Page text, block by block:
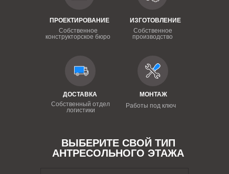
ПРОЕКТИРОВАНИЕ
Собственное
конструкторское бюро
ИЗГОТОВЛЕНИЕ
Собственное
производство
ДОСТАВКА
Собственный отдел
логистики
МОНТАЖ
Работы под ключ
ВЫБЕРИТЕ СВОЙ ТИП
АНТРЕСОЛЬНОГО ЭТАЖА